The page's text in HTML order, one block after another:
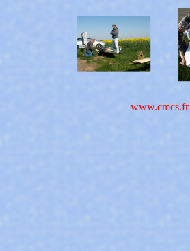
www.cmcs.fr